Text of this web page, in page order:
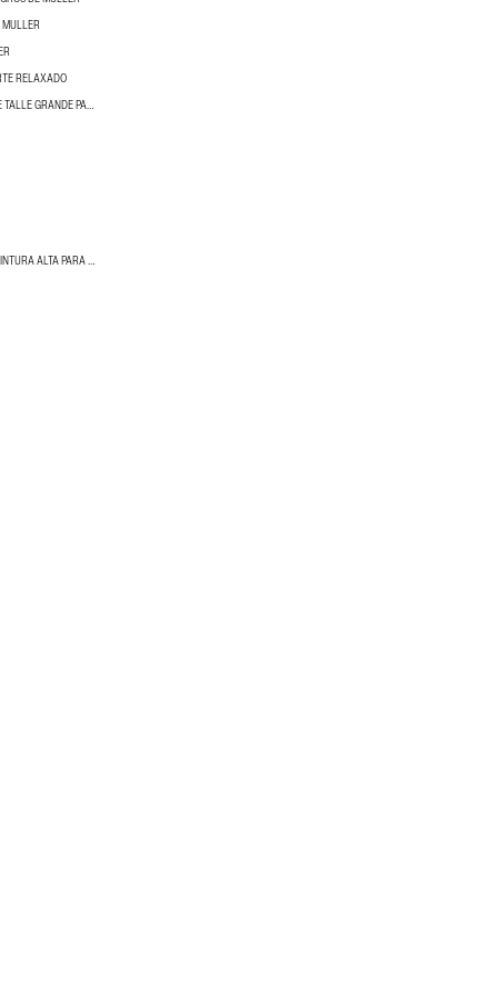
RELAXADO
PANTALÓNS VAQUEIROS DE TALLE GRANDE PARA MULLER
PANTALÓN VAQUEIRO DE CINTURA ALTA PARA MULLERES